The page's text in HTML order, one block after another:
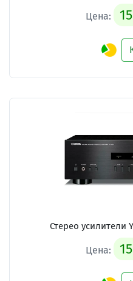
Цена:
Стерео усилители
Цена: